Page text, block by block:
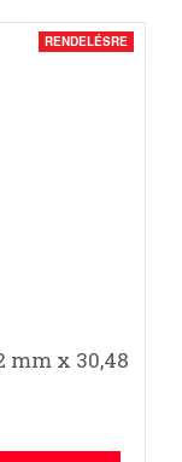
RENDELÉSRE
mm x 30,48